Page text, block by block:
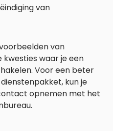
van
van
waar je een
Voor een beter
kun je
opnemen met het